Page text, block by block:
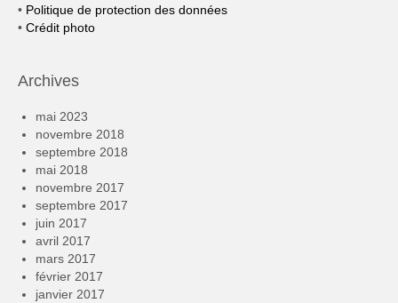
• Politique de protection des données
• Crédit photo
Archives
mai 2023
novembre 2018
septembre 2018
mai 2018
novembre 2017
septembre 2017
juin 2017
avril 2017
mars 2017
février 2017
janvier 2017